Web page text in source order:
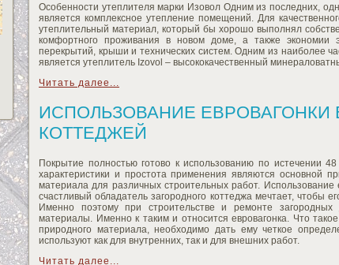
Особенности утеплителя марки Изовол Одним из последних,
является комплексное утепление помещений. Для
утеплительный материал, который бы хорошо выполнял
комфортного проживания в новом доме, а также экономии
перекрытий, крыши и технических систем. Одним из наиболее
является утеплитель Izovol – высококачественный
Читать далее...
ИСПОЛЬЗОВАНИЕ ЕВРОВАГОНКИ
КОТТЕДЖЕЙ
Покрытие полностью готово к использованию по истечении
характеристики и простота применения являются основной
материала для различных строительных работ.
счастливый обладатель загородного коттеджа мечтает,
Именно поэтому при строительстве и ремонте
материалы. Именно к таким и относится евровагонка. Что
природного материала, необходимо дать ему четкое
используют как для внутренних, так и для внешних работ.
Читать далее...